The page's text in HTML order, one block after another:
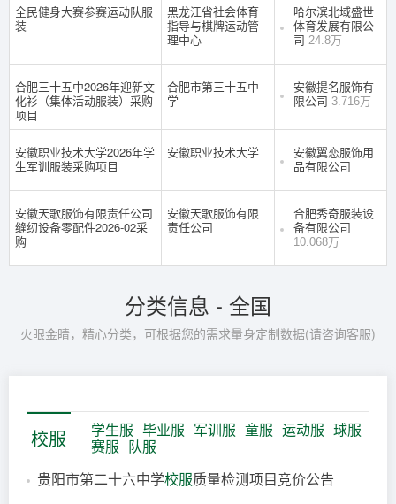
全民健身大赛参赛运动队服
装
黑龙江省社会体育
指导与棋牌运动管
理中心
哈尔滨北域盛世
体育发展有限公
司 24.8万
合肥三十五中2026年迎新文
化衫（集体活动服装）采购
项目
合肥市第三十五中
学
安徽提名服饰有
限公司 3.716万
安徽职业技术大学2026年学
生军训服装采购项目
安徽职业技术大学
安徽翼恋服饰用
品有限公司
安徽天歌服饰有限责任公司
缝纫设备零配件2026-02采
购
安徽天歌服饰有限
责任公司
合肥秀奇服装设
备有限公司
10.068万
分类信息 - 全国
火眼金睛，精心分类，可根据您的需求量身定制数据(请咨询客服)
校服 学生服 毕业服 军训服 童服 运动服 球服
赛服 队服
贵阳市第二十六中学校服质量检测项目竞价公告